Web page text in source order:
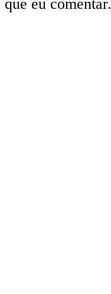
eu comentar.